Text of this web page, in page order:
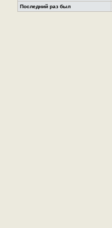
Последний раз был